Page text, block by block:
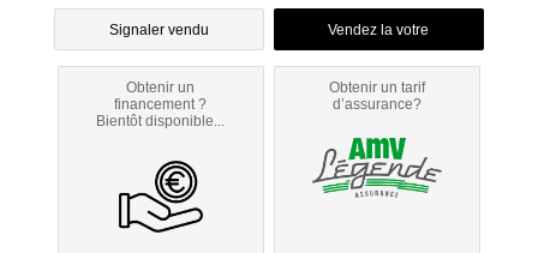
Signaler vendu
Obtenir un
financement ?
Bientôt disponible...
Obtenir un tarif
d’assurance?